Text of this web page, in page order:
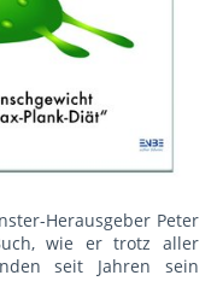
Herausgeber Peter
wie er trotz aller
seit Jahren sein